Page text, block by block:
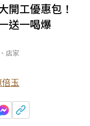
開工優惠包！
送一喝爆
店家
玉